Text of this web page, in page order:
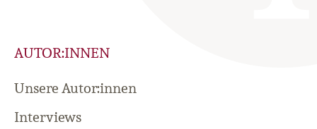
AUTOR:INNEN
Unsere Autor:innen
Interviews